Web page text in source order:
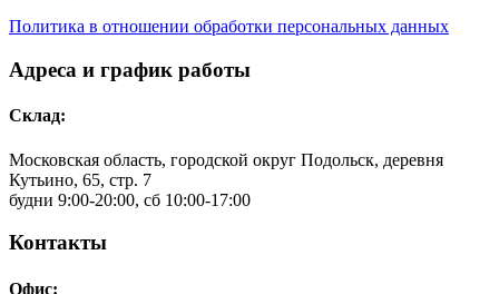
Политика в отношении обработки персональных данных
Адреса и график работы
Склад:
Московская область, городской округ Подольск, деревня
Кутьино, 65, стр. 7
будни 9:00-20:00, сб 10:00-17:00
Контакты
Офис: